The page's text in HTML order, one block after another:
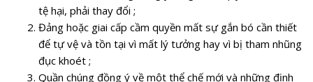
tệ hại, phải thay đổi ;
Đảng hoặc giai cấp cầm quyền mất sự gắn bó cần thiết
để tự vệ và tồn tại vì mất lý tưởng hay vì bị tham nhũng
đục khoét ;
Quần chúng đồng ý về một thể chế mới và những định